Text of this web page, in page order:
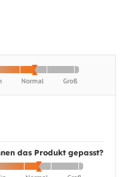
das Produkt gepasst?